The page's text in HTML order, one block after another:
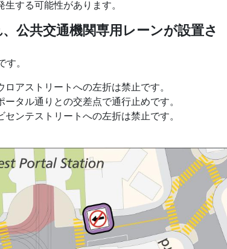
する可能性があります。
公共交通機関専用レーンが設置さ
。
アストリートへの左折は禁止です。
タル通りとの交差点で通行止めです。
ンテストリートへの左折は禁止です。